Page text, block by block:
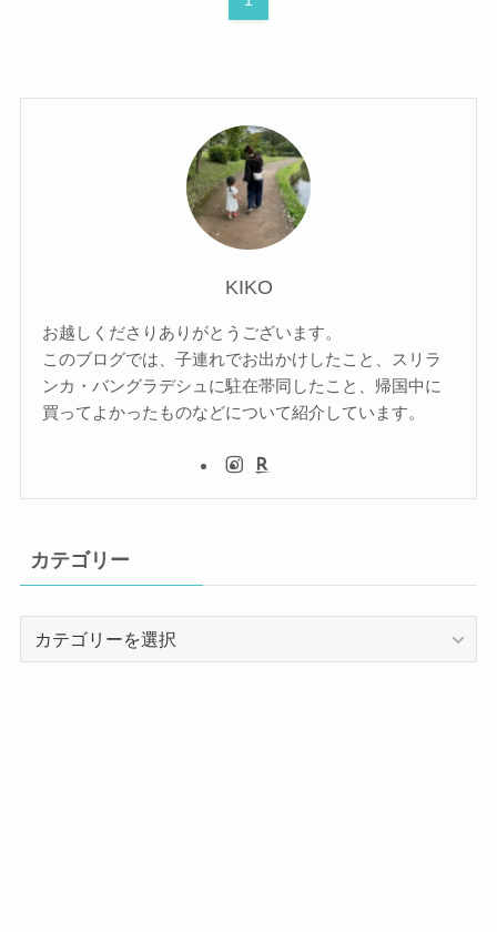
KIKO
お越しくださりありがとうございます。
このブログでは、子連れでお出かけしたこと、スリラ
ンカ・バングラデシュに駐在帯同したこと、帰国中に
買ってよかったものなどについて紹介しています。
カテゴリー